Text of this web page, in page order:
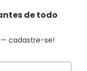
de todo
cadastre-se!